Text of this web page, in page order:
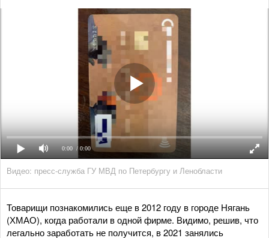
0:00 / 0:00
Видео: пресс-служба ГУ МВД по Петербургу и Ленобласти
Товарищи познакомились еще в 2012 году в городе Нягань
(ХМАО), когда работали в одной фирме. Видимо, решив, что
легально заработать не получится, в 2021 занялись